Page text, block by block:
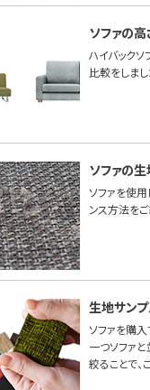
ソファの
ハイバック
比較をしま
ソファの
ソファを使
ンス方法を
生地サン
ソファを購
一つソファ
絞ることで